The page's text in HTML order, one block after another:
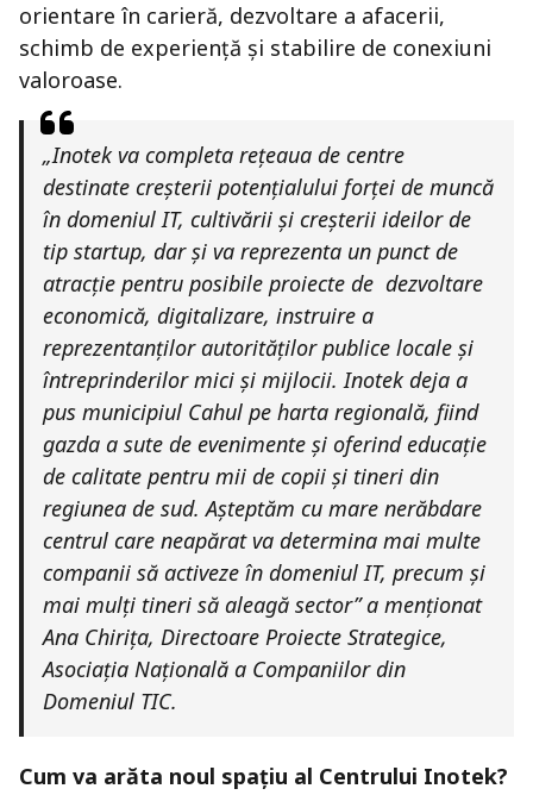
orientare în carieră, dezvoltare a afacerii,
schimb de experiență și stabilire de conexiuni
valoroase.
„Inotek va completa rețeaua de centre
destinate creșterii potențialului forței de muncă
în domeniul IT, cultivării și creșterii ideilor de
tip startup, dar și va reprezenta un punct de
atracție pentru posibile proiecte de dezvoltare
economică, digitalizare, instruire a
reprezentanților autorităților publice locale și
întreprinderilor mici și mijlocii. Inotek deja a
pus municipiul Cahul pe harta regională, fiind
gazda a sute de evenimente și oferind educație
de calitate pentru mii de copii și tineri din
regiunea de sud. Așteptăm cu mare nerăbdare
centrul care neapărat va determina mai multe
companii să activeze în domeniul IT, precum și
mai mulți tineri să aleagă sector” a menționat
Ana Chirița, Directoare Proiecte Strategice,
Asociația Națională a Companiilor din
Domeniul TIC.
Cum va arăta noul spațiu al Centrului Inotek?